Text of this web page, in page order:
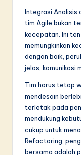
Integrasi Analisis
tim Agile bukan
kecepatan. Ini
memungkinkan
dengan baik,
jelas, komunikasi
Tim harus tetap
mendesain
terletak pada
mendukung
cukup untuk
Refactoring,
bersama adalah